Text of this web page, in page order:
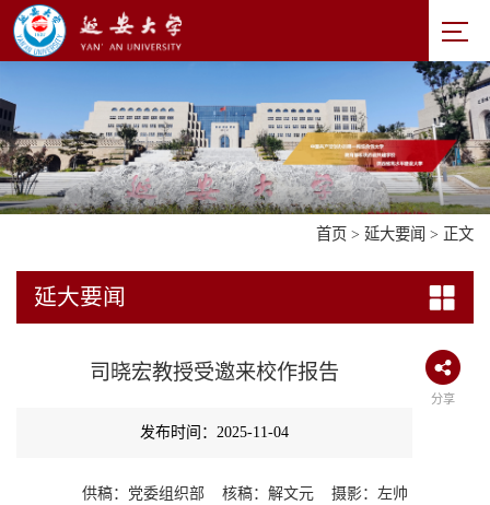
首页 > 延大要闻 > 正文
延大要闻
司晓宏教授受邀来校作报告
分享
发布时间：2025-11-04
供稿：党委组织部 核稿：解文元 摄影：左帅